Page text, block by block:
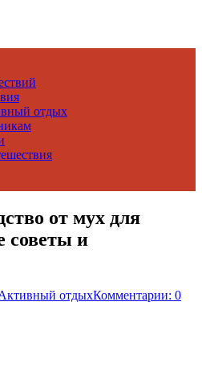
отдых
от мух для
советы и
отдыхКомментарии: 0